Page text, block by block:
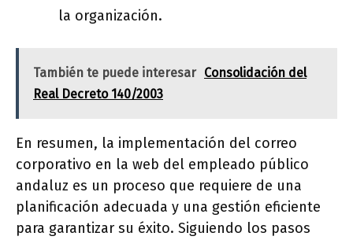
la organización.
También te puede interesar Consolidación del
Real Decreto 140/2003
En resumen, la implementación del correo
corporativo en la web del empleado público
andaluz es un proceso que requiere de una
planificación adecuada y una gestión eficiente
para garantizar su éxito. Siguiendo los pasos